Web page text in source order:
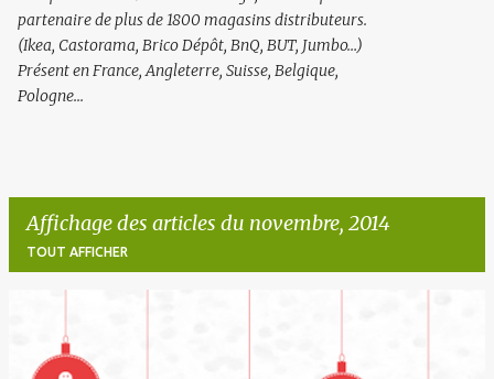
partenaire de plus de 1800 magasins distributeurs.
(Ikea, Castorama, Brico Dépôt, BnQ, BUT, Jumbo…)
Présent en France, Angleterre, Suisse, Belgique,
Pologne...
Affichage des articles du novembre, 2014
TOUT AFFICHER